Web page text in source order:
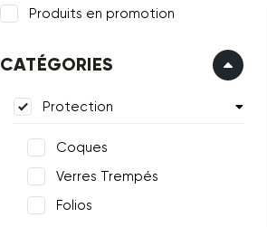
Produits en promotion
CATÉGORIES
Protection
Coques
Verres Trempés
Folios